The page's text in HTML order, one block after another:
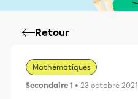
Retour
Mathématiques
Secondaire 1 • 23 octobre 2021